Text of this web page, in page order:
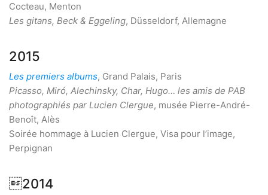
Cocteau, Menton
Les gitans, Beck & Eggeling, Düsseldorf, Allemagne
2015
Les premiers albums, Grand Palais, Paris
Picasso, Miró, Alechinsky, Char, Hugo… les amis de PAB
photographiés par Lucien Clergue, musée Pierre-André-
Benoît, Alès
Soirée hommage à Lucien Clergue, Visa pour l’image,
Perpignan
2014